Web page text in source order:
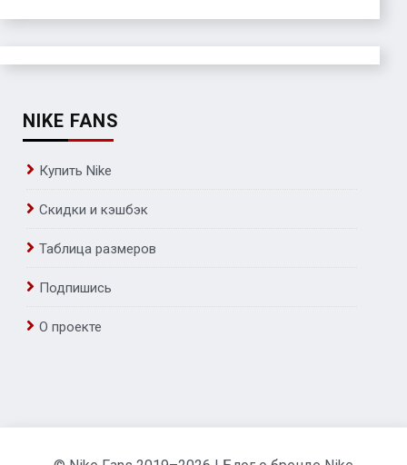
NIKE FANS
Купить Nike
Скидки и кэшбэк
Таблица размеров
Подпишись
О проекте